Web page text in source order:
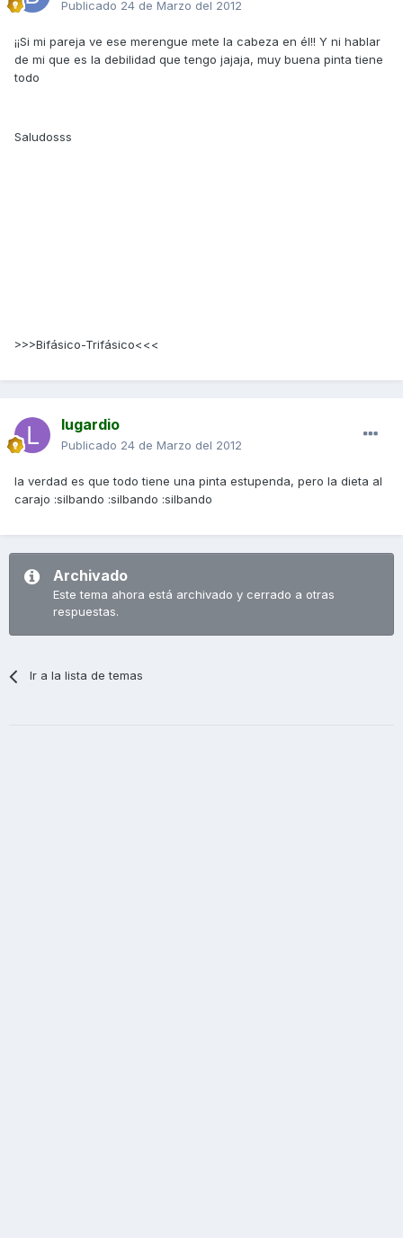
Publicado 24 de Marzo del 2012
¡¡Si mi pareja ve ese merengue mete la cabeza en él!! Y ni hablar
de mi que es la debilidad que tengo jajaja, muy buena pinta tiene
todo
Saludosss
>>>Bifásico-Trifásico<<<
lugardio
Publicado 24 de Marzo del 2012
la verdad es que todo tiene una pinta estupenda, pero la dieta al
carajo :silbando :silbando :silbando
Archivado
Este tema ahora está archivado y cerrado a otras
respuestas.
Ir a la lista de temas